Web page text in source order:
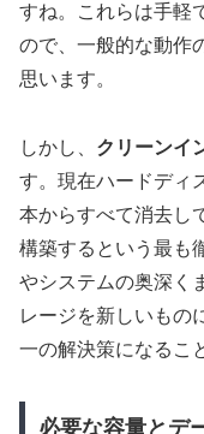
すね。これらは手軽
ので、一般的な動作
思います。
しかし、 クリーンイ
す。現在ハードディ
本からすべて消去し
構築する という最も
やシステムの奥深く
レージを新しいもの
一の解決策になるこ
必要な容量とデ